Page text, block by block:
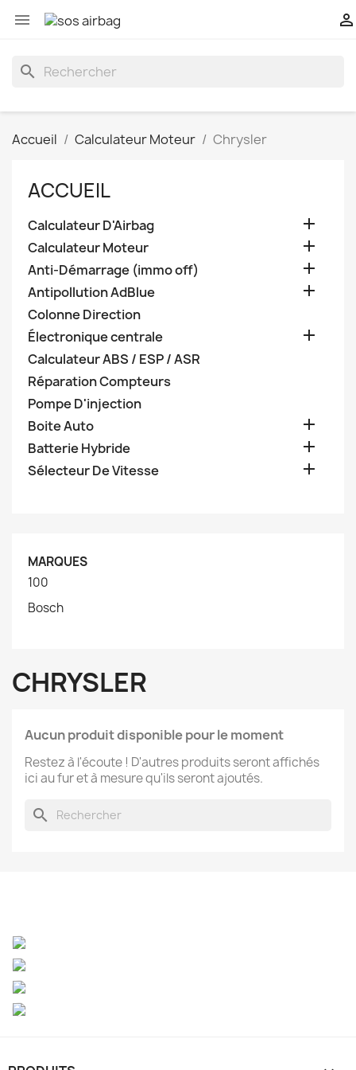
 
search
Accueil Calculateur Moteur Chrysler
ACCUEIL
Calculateur D'Airbag 
Calculateur Moteur 
Anti-Démarrage (immo off) 
Antipollution AdBlue 
Colonne Direction
Électronique centrale

Calculateur ABS / ESP / ASR
Réparation Compteurs
Pompe D'injection
Boite Auto

Batterie Hybride 
Sélecteur De Vitesse 
MARQUES
100
Bosch
CHRYSLER
Aucun produit disponible pour le moment
Restez à l'écoute ! D'autres produits seront affichés
ici au fur et à mesure qu'ils seront ajoutés.
search